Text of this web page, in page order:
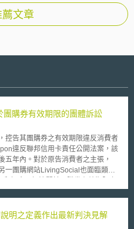
薦文章
購券有效期限的團體訴訟
告其團購券之有效期限違反消費者
違反聯邦信用卡責任公開法案，該
五年內。對於原告消費者之主張，
一團購網站LivingSocial也面臨類似
涉及，Groupon與LivingSocial所提
年，而此規定是否適用於團購網站
明之定義作出最新判決見解